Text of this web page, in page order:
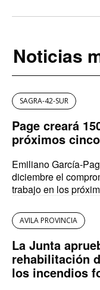
Noticias
SAGRA-42-SUR
Page creará
próximos
Emiliano García-
diciembre el
trabajo en los
AVILA PROVINCIA
La Junta
rehabilitación
los incendios